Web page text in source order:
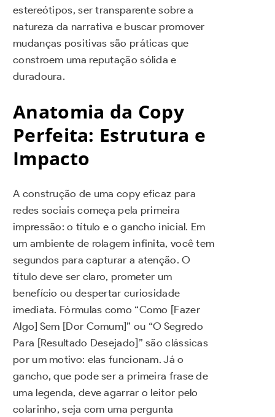
estereótipos, ser transparente sobre a
natureza da narrativa e buscar promover
mudanças positivas são práticas que
constroem uma reputação sólida e
duradoura.
Anatomia da Copy
Perfeita: Estrutura e
Impacto
A construção de uma copy eficaz para
redes sociais começa pela primeira
impressão: o título e o gancho inicial. Em
um ambiente de rolagem infinita, você tem
segundos para capturar a atenção. O
título deve ser claro, prometer um
benefício ou despertar curiosidade
imediata. Fórmulas como “Como [Fazer
Algo] Sem [Dor Comum]” ou “O Segredo
Para [Resultado Desejado]” são clássicas
por um motivo: elas funcionam. Já o
gancho, que pode ser a primeira frase de
uma legenda, deve agarrar o leitor pelo
colarinho, seja com uma pergunta